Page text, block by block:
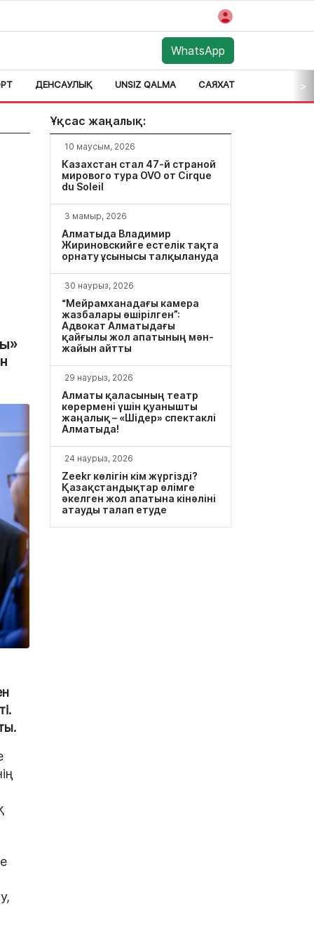
WhatsApp
ДЕНСАУЛЫҚ UNSIZ QALMA САЯХАТ >
Ұқсас жаңалық:
10 маусым, 2026
Казахстан стал 47-й страной
мирового тура OVO от Cirque
du Soleil
3 мамыр, 2026
Алматыда Владимир
Жириновскийге естелік тақта
орнату ұсынысы талқылануда
30 наурыз, 2026
“Мейрамханадағы камера
жазбалары өшірілген”:
Адвокат Алматыдағы
қайғылы жол апатының мән-
жайын айтты
29 наурыз, 2026
Алматы қаласының театр
көрермені үшін қуанышты
жаңалық – «Шідер» спектаклі
Алматыда!
24 наурыз, 2026
Zeekr көлігін кім жүргізді?
Қазақстандықтар өлімге
әкелген жол апатына кінәліні
атауды талап етуде